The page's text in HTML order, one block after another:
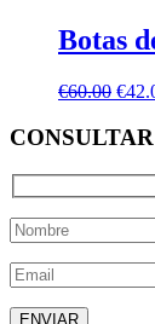
Botas
€60.00 €
Deja este campo